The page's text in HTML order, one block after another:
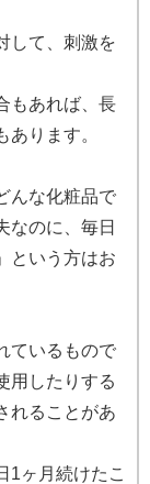
して、刺激を
もあれば、長
あります。
んな化粧品で
なのに、毎日
という方はお
ているもので
用したりする
れることがあ
1ヶ月続けたこ